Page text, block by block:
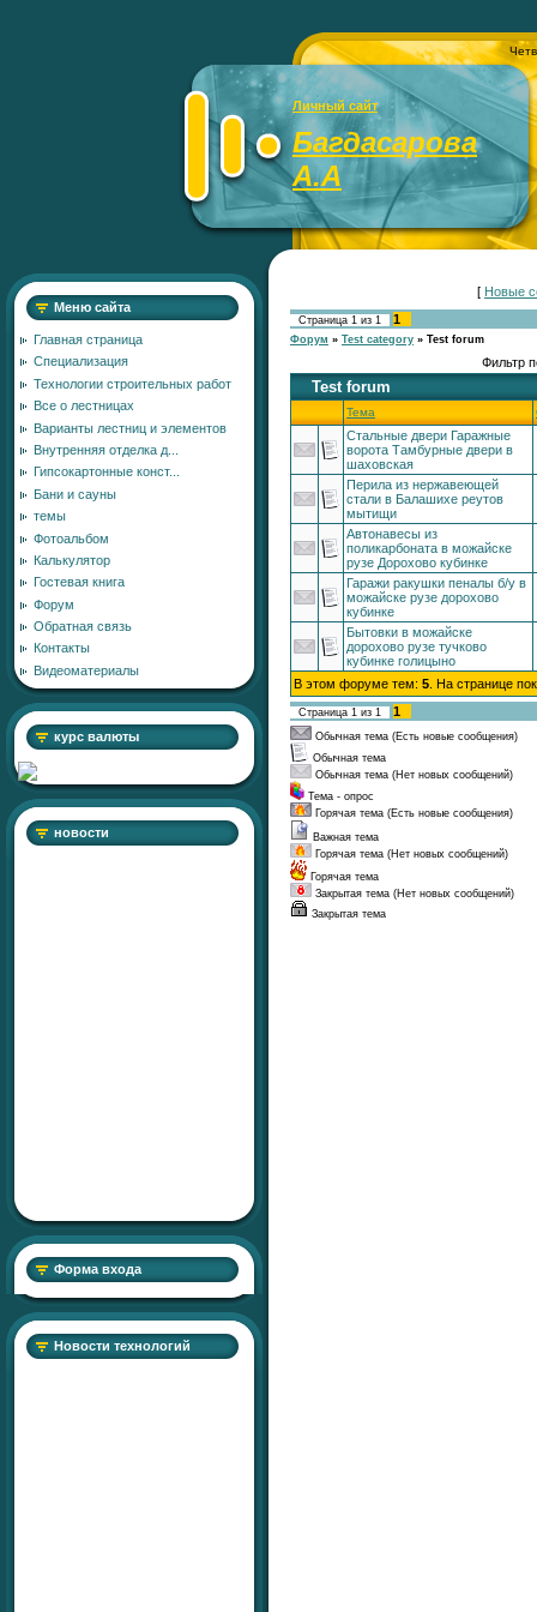
Личный сайт
Багдасарова
А.А
Меню сайта
Главная страница
Специализация
Технологии строительных работ
Все о лестницах
Варианты лестниц и элементов
Внутренняя отделка д...
Гипсокартонные конст...
Бани и сауны
темы
Фотоальбом
Калькулятор
Гостевая книга
Форум
Обратная связь
Контакты
Видеоматериалы
курс валюты
новости
Форма входа
Новости технологий
[ Новые
Страница 1 из 1 1
Форум » Test category » Test forum
Фильтр
Test forum
Тема
Стальные двери Гаражные
ворота Тамбурные двери в
шаховская
Перила из нержавеющей
стали в Балашихе реутов
мытищи
Автонавесы из
поликарбоната в можайске
рузе Дорохово кубинке
Гаражи ракушки пеналы б/у в
можайске рузе дорохово
кубинке
Бытовки в можайске
дорохово рузе тучково
кубинке голицыно
В этом форуме тем: 5 . На странице
Страница 1 из 1 1
Обычная тема (Есть новые сообщения)
Обычная тема
Обычная тема (Нет новых сообщений)
Тема - опрос
Горячая тема (Есть новые сообщения)
Важная тема
Горячая тема (Нет новых сообщений)
Горячая тема
Закрытая тема (Нет новых сообщений)
Закрытая тема